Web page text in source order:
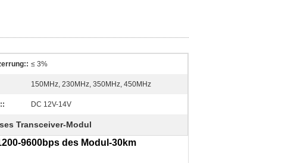
≤ 3%
150MHz, 230MHz, 350MHz, 450MHz
DC 12V-14V
Transceiver-Modul
9600bps des Modul-30km